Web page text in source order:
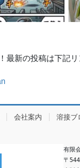
最新の投稿は下記リ
会社案内 溶接ブ
有限
〒